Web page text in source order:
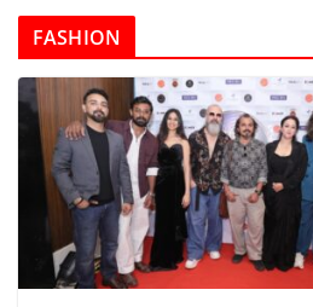
FASHION